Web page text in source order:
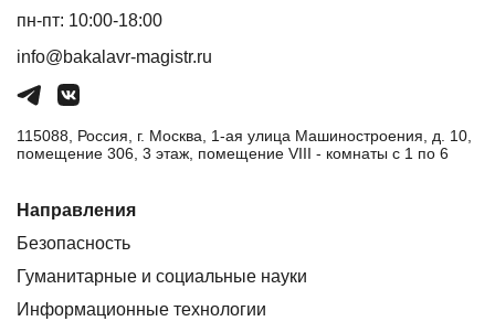
пн-пт: 10:00-18:00
info@bakalavr-magistr.ru
115088, Россия, г. Москва, 1-ая улица Машиностроения, д. 10,
помещение 306, 3 этаж, помещение VIII - комнаты с 1 по 6
Направления
Безопасность
Гуманитарные и социальные науки
Информационные технологии